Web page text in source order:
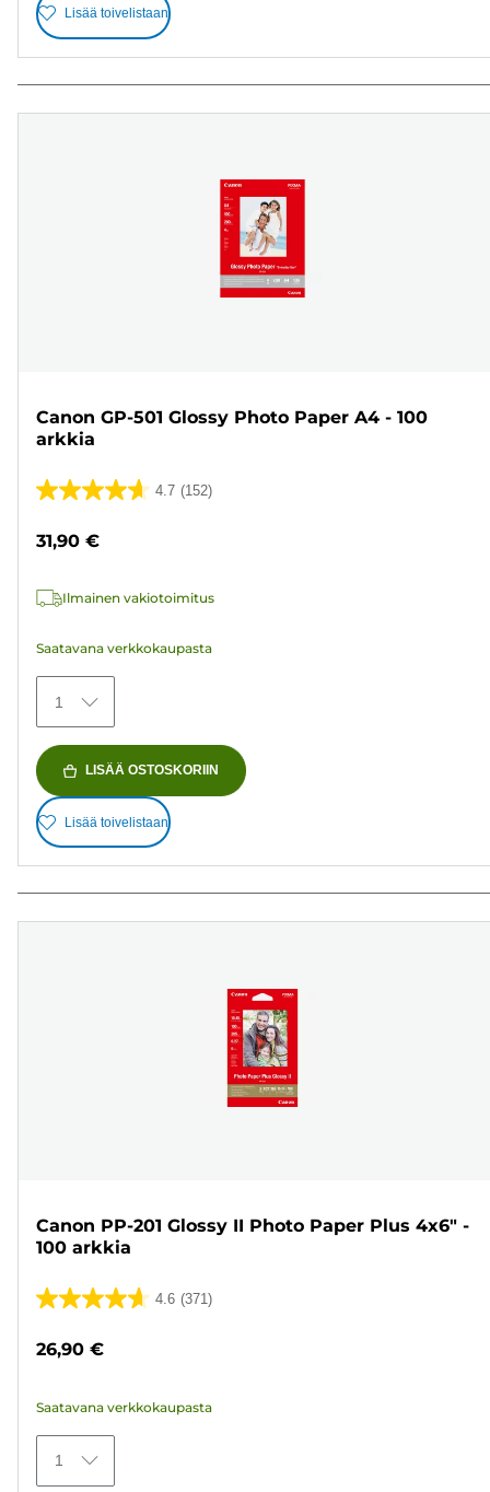
Lisää toivelistaan
Canon GP-501 Glossy Photo Paper A4 - 100
arkkia
4.7 (152)
4.7/5
152
31,90 €
Ilmainen vakiotoimitus
Saatavana verkkokaupasta
1
LISÄÄ OSTOSKORIIN
Lisää toivelistaan
Canon PP-201 Glossy II Photo Paper Plus 4x6" -
100 arkkia
4.6 (371)
4.6/5
371
26,90 €
Saatavana verkkokaupasta
1